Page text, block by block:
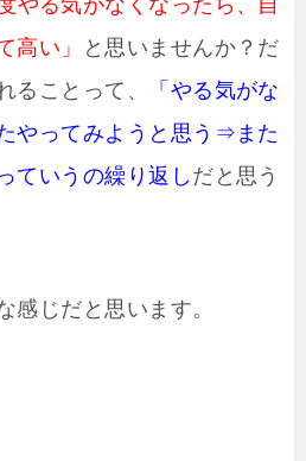
度やる気がなくなったら、自
高い」
と思いませんか？だ
ることって、
「やる気がな
やってみようと思う⇒また
ていうの繰り返し だと思う
感じだと思います。